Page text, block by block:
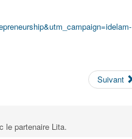
Suivant
le partenaire Lita.